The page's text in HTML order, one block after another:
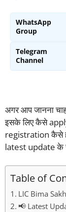
WhatsApp
Group
Telegram
Channel
अगर आप जानना
इसके लिए कैसे
registration कैसे
latest update के
Table of
LIC Bima
📢 Latest